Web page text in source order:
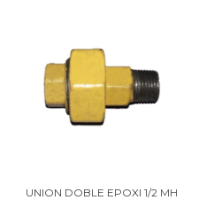
UNION DOBLE EPOXI 1/2 MH